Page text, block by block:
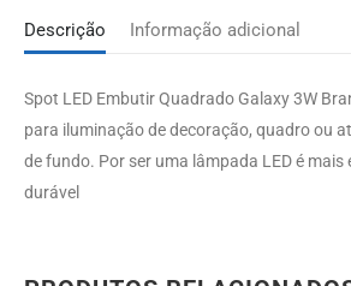
Descrição Informação adicional
Spot LED Embutir Quadrado Galaxy 3W
para iluminação de decoração, quadro ou
de fundo. Por ser uma lâmpada LED é mais
durável